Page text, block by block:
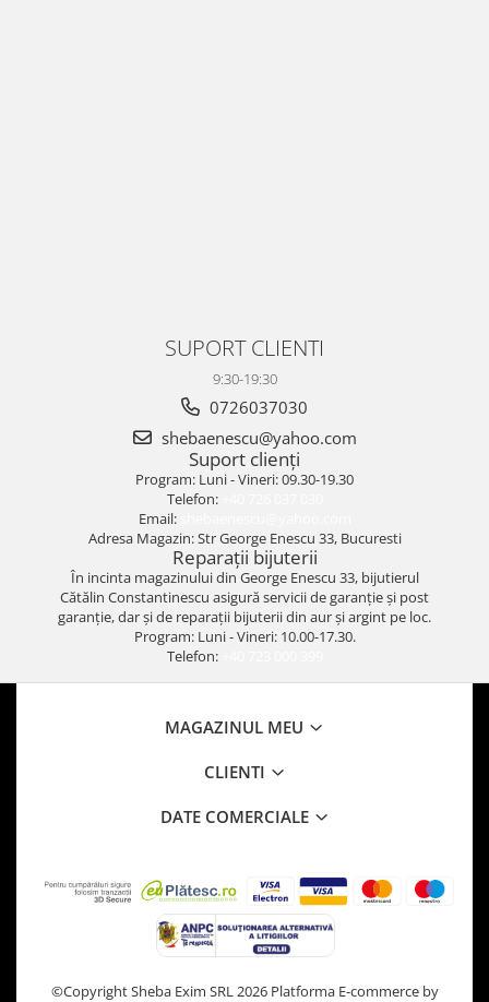
SUPORT CLIENTI
9:30-19:30
0726037030
shebaenescu@yahoo.com
Suport clienți
Program: Luni - Vineri: 09.30-19.30
Telefon:
Email:
Adresa Magazin: Str George Enescu 33, Bucuresti
Reparații bijuterii
În incinta magazinului din George Enescu 33, bijutierul
Cătălin Constantinescu asigură servicii de garanție și post
garanție, dar și de reparații bijuterii din aur și argint pe loc.
Program: Luni - Vineri: 10.00-17.30.
Telefon:
MAGAZINUL MEU
CLIENTI
DATE COMERCIALE
©Copyright Sheba Exim SRL 2026 Platforma E-commerce by